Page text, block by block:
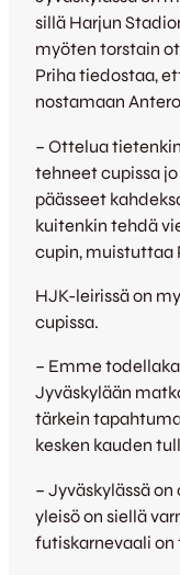
sillä Harjun
myöten torstain
Priha tiedostaa,
nostamaan
– Ottelua
tehneet cupissa
päässeet
kuitenkin tehdä
cupin, muistuttaa
HJK-leirissä on
cupissa.
– Emme
Jyväskylään
tärkein
kesken kauden
– Jyväskylässä
yleisö on siellä
futiskarnevaali on